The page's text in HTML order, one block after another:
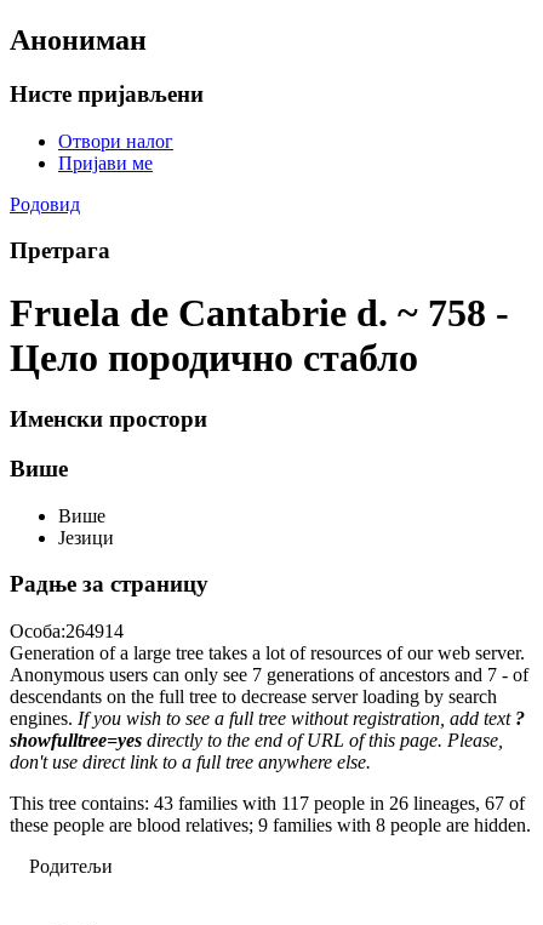
Анониман
Нисте пријављени
Отвори налог
Пријави ме
Родовид
Претрага
Fruela de Cantabrie d. ~ 758 -
Цело породично стабло
Именски простори
Више
Више
Језици
Радње за страницу
Особа:264914
Generation of a large tree takes a lot of resources of our web server.
Anonymous users can only see 7 generations of ancestors and 7 - of
descendants on the full tree to decrease server loading by search
engines. If you wish to see a full tree without registration, add text ?
showfulltree=yes directly to the end of URL of this page. Please,
don't use direct link to a full tree anywhere else.
This tree contains: 43 families with 117 people in 26 lineages, 67 of
these people are blood relatives; 9 families with 8 people are hidden.
Родитељи